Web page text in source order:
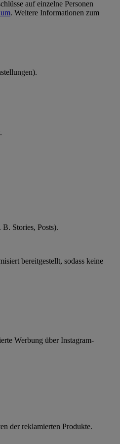
auf einzelne Personen
. Weitere Informationen zum
Stories, Posts).
bereitgestellt, sodass keine
Werbung über Instagram-
der reklamierten Produkte.